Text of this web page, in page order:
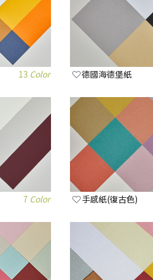
13 Color 德國海德堡紙
7 Color 手感紙(復古色)